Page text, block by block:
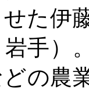
た伊
手）
の農